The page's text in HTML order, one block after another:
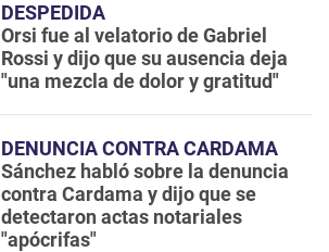
DESPEDIDA
Orsi fue al velatorio de Gabriel
Rossi y dijo que su ausencia deja
"una mezcla de dolor y gratitud"
DENUNCIA CONTRA CARDAMA
Sánchez habló sobre la denuncia
contra Cardama y dijo que se
detectaron actas notariales
"apócrifas"